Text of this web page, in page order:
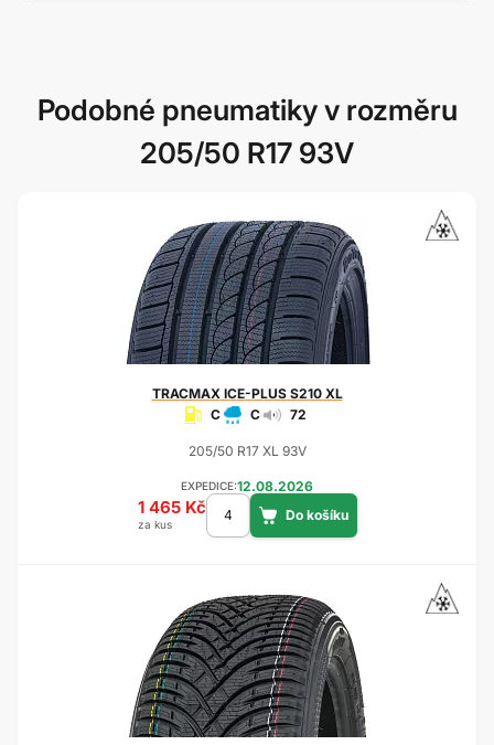
Podobné pneumatiky v rozměru
205/50 R17 93V
TRACMAX ICE-PLUS S210 XL
C
C 72
205/50 R17 XL 93V
EXPEDICE:12.08.2026
1 465 Kč
za kus